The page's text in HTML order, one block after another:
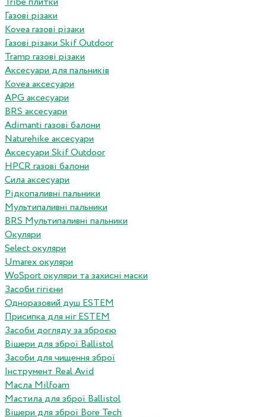
Газові різаки
Kovea газові різаки
Газові різаки Skif Outdoor
Tramp газові різаки
Аксесуари для пальників
Kovea аксесуари
APG аксесуари
BRS аксесуари
Adimanti газові балони
Naturehike аксесуари
Аксесуари Skif Outdoor
HPCR газові балони
Сила аксесуари
Рідкопаливні пальники
Мультипаливні пальники
BRS Мультипаливні пальники
Окуляри
Select окуляри
Umarex окуляри
WoSport окуляри та захисні маски
Засоби гігієни
Одноразовий душ ESTEM
Присипка для ніг ESTEM
Засоби догляду за зброєю
Вішери для зброї Ballistol
Засоби для чищення зброї
Інструмент Real Avid
Масла Milfoam
Мастила для зброї Ballistol
Вішери для зброї Bore Tech